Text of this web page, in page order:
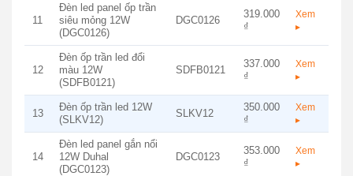
11
Đèn led panel ốp trần
siêu mỏng 12W
(DGC0126)
DGC0126
319.000
₫
Xem
▸
12
Đèn ốp trần led đổi
màu 12W
(SDFB0121)
SDFB0121
337.000
₫
Xem
▸
13
Đèn ốp trần led 12W
(SLKV12)
SLKV12
350.000
₫
Xem
▸
14
Đèn led panel gắn nổi
12W Duhal
(DGC0123)
DGC0123
353.000
₫
Xem
▸